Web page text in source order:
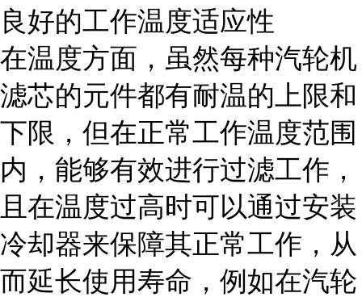
良好的工作温度适应性
在温度方面，虽然每种汽轮机
滤芯的元件都有耐温的上限和
下限，但在正常工作温度范围
内，能够有效进行过滤工作，
且在温度过高时可以通过安装
冷却器来保障其正常工作，从
而延长使用寿命，例如在汽轮